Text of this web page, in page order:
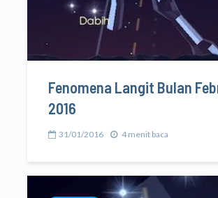
Fenomena Langit Bulan
2016
31/01/2016 4 menit baca